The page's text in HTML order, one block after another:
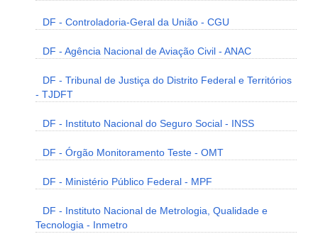
DF - Controladoria-Geral da União - CGU
DF - Agência Nacional de Aviação Civil - ANAC
DF - Tribunal de Justiça do Distrito Federal e Territórios
- TJDFT
DF - Instituto Nacional do Seguro Social - INSS
DF - Órgão Monitoramento Teste - OMT
DF - Ministério Público Federal - MPF
DF - Instituto Nacional de Metrologia, Qualidade e
Tecnologia - Inmetro